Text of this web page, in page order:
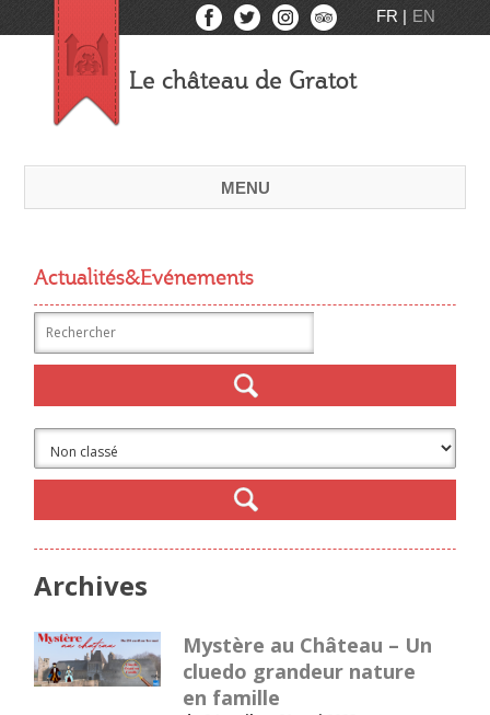
FR EN
Le château de Gratot
MENU
Actualités&Evénements
Archives
Mystère au Château – Un
cluedo grandeur nature
en famille